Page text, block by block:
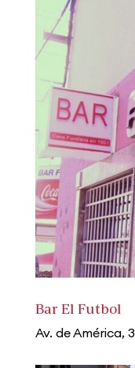
Bar El Futbol
Av. de América, 3